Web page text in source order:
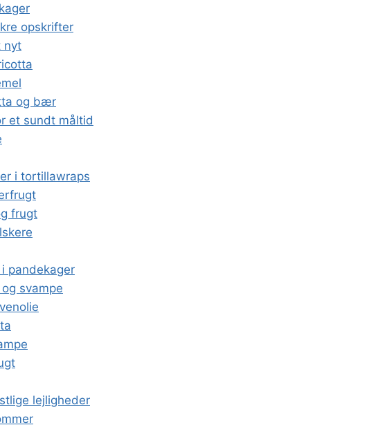
opskrifter
nyt
og bær
et sundt måltid
i tortillawraps
frugt
pandekager
svampe
lejligheder